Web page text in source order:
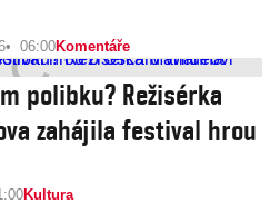
06:00Komentáře
polibku? Režisérka
zahájila festival hrou
Kultura